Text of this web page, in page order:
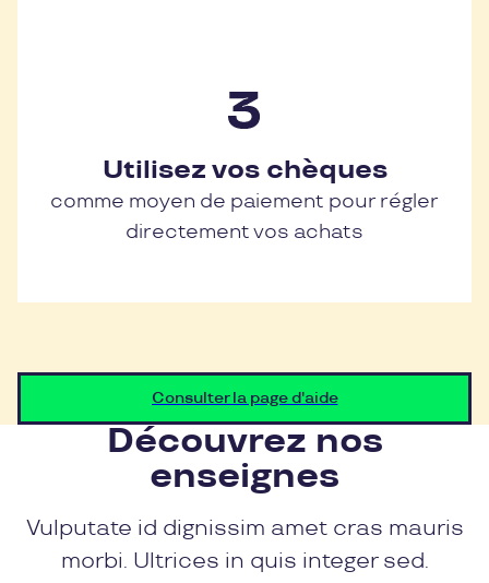
Utilisez vos chèques
comme moyen de paiement pour régler
directement vos achats
Consulter la page d'aide
Découvrez nos
enseignes
Vulputate id dignissim amet cras mauris
morbi. Ultrices in quis integer sed.